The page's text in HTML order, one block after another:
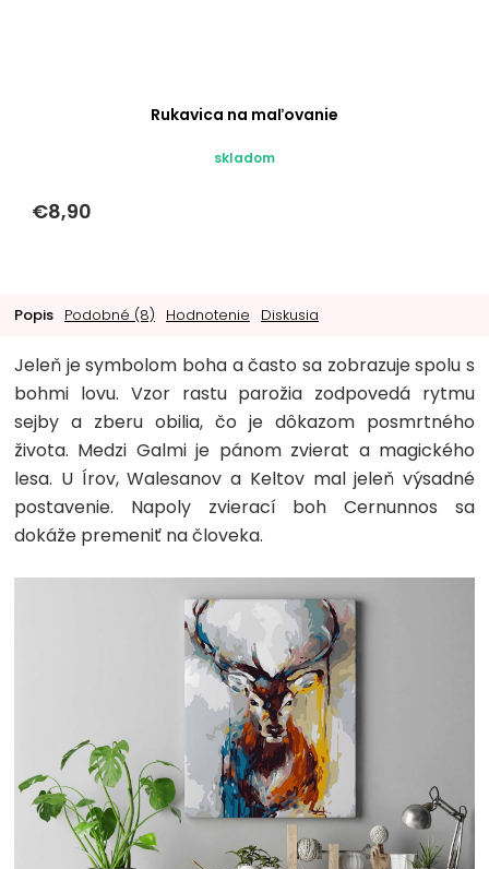
Rukavica na maľovanie
skladom
€8,90
Popis Podobné (8) Hodnotenie Diskusia
Jeleň je symbolom boha a často sa zobrazuje spolu s
bohmi lovu. Vzor rastu parožia zodpovedá rytmu
sejby a zberu obilia, čo je dôkazom posmrtného
života. Medzi Galmi je pánom zvierat a magického
lesa. U Írov, Walesanov a Keltov mal jeleň výsadné
postavenie. Napoly zvierací boh Cernunnos sa
dokáže premeniť na človeka.